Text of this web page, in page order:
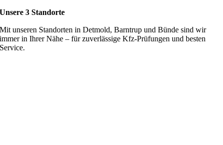
Unsere 3 Standorte
Mit unseren Standorten in Detmold, Barntrup und Bünde sind wir
immer in Ihrer Nähe – für zuverlässige Kfz-Prüfungen und besten
Service.